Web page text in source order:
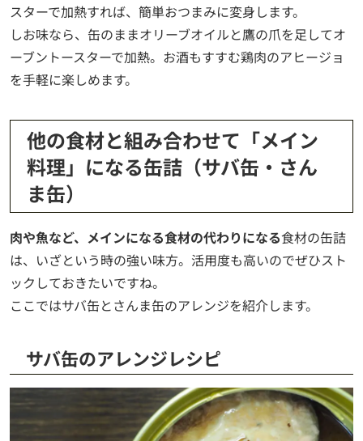
スターで加熱すれば、簡単おつまみに変身します。
しお味なら、缶のままオリーブオイルと鷹の爪を足してオ
ーブントースターで加熱。お酒もすすむ鶏肉のアヒージョ
を手軽に楽しめます。
他の食材と組み合わせて「メイン
料理」になる缶詰（サバ缶・さん
ま缶）
肉や魚など、メインになる食材の代わりになる食材の缶詰
は、いざという時の強い味方。活用度も高いのでぜひスト
ックしておきたいですね。
ここではサバ缶とさんま缶のアレンジを紹介します。
サバ缶のアレンジレシピ